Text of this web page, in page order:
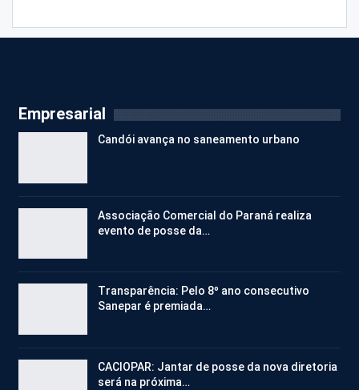
Empresarial
Candói avança no saneamento urbano
Associação Comercial do Paraná realiza
evento de posse da…
Transparência: Pelo 8º ano consecutivo
Sanepar é premiada…
CACIOPAR: Jantar de posse da nova diretoria
será na próxima…